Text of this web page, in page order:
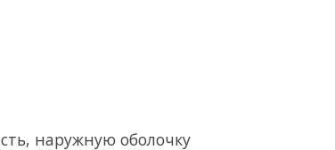
наружную оболочку